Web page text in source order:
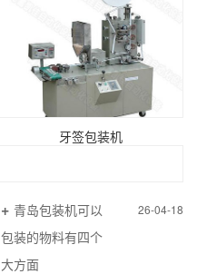
牙签包装机
青岛包装机可以
包装的物料有四个
大方面
26-04-18